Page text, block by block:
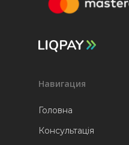
Навигация
Головна
Консультація